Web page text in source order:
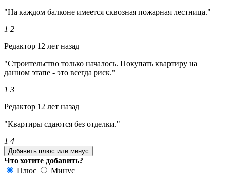
"На каждом балконе имеется сквозная пожарная лестница."
1 2
Редактор 12 лет назад
"Строительство только началось. Покупать квартиру на
данном этапе - это всегда риск."
1 3
Редактор 12 лет назад
"Квартиры сдаются без отделки."
1 4
Добавить плюс или минус
Что хотите добавить?
Плюс
Минус